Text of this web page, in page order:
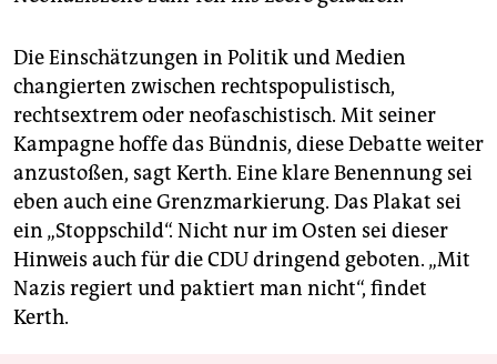
Die Einschätzungen in Politik und Medien
changierten zwischen rechtspopulistisch,
rechtsextrem oder neofaschistisch. Mit seiner
Kampagne hoffe das Bündnis, diese Debatte weiter
anzustoßen, sagt Kerth. Eine klare Benennung sei
eben auch eine Grenzmarkierung. Das Plakat sei
ein „Stoppschild“. Nicht nur im Osten sei dieser
Hinweis auch für die CDU dringend geboten. „Mit
Nazis regiert und paktiert man nicht“, findet
Kerth.